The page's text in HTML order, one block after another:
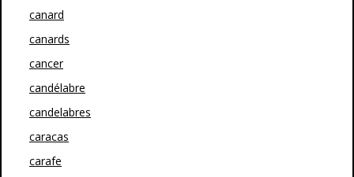
canard
canards
cancer
candélabre
candelabres
caracas
carafe